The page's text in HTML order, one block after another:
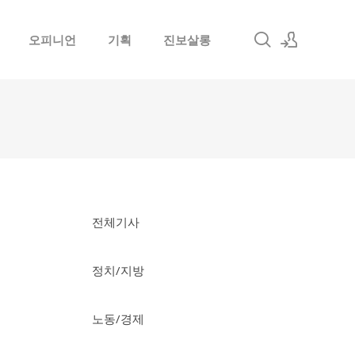
오피니언 기획 진보살롱
전체기사
정치/지방
노동/경제